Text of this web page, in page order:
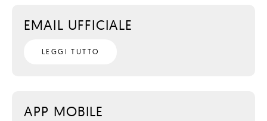
EMAIL UFFICIALE
LEGGI TUTTO
APP MOBILE